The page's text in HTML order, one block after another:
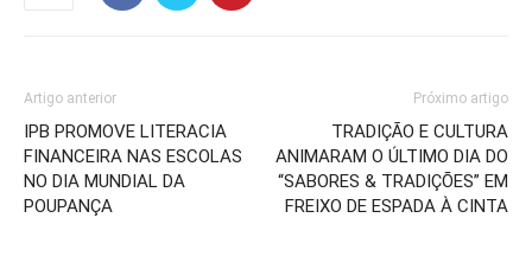
Artigo anterior
IPB PROMOVE LITERACIA
FINANCEIRA NAS ESCOLAS
NO DIA MUNDIAL DA
POUPANÇA
Próximo artigo
TRADIÇÃO E CULTURA
ANIMARAM O ÚLTIMO DIA DO
“SABORES & TRADIÇÕES” EM
FREIXO DE ESPADA À CINTA